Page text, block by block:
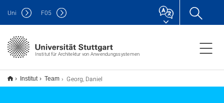
Institut für Architektur von Anwendungssystemen
Uni F05
Institut Team Georg, Daniel